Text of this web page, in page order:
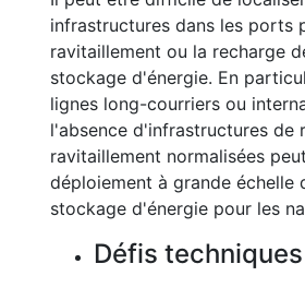
infrastructures dans les ports
ravitaillement ou la recharge
stockage d'énergie. En
lignes long-courriers ou
l'absence d'infrastructures de
ravitaillement normalisées
déploiement à grande échelle
stockage d'énergie pour les
Défis techniques